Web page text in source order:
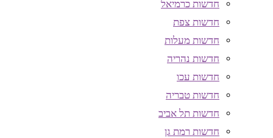
חדשות כרמיאל
חדשות צפת
חדשות מעלות
חדשות נהריה
חדשות עכו
חדשות טבריה
חדשות תל אביב
חדשות רמת גן